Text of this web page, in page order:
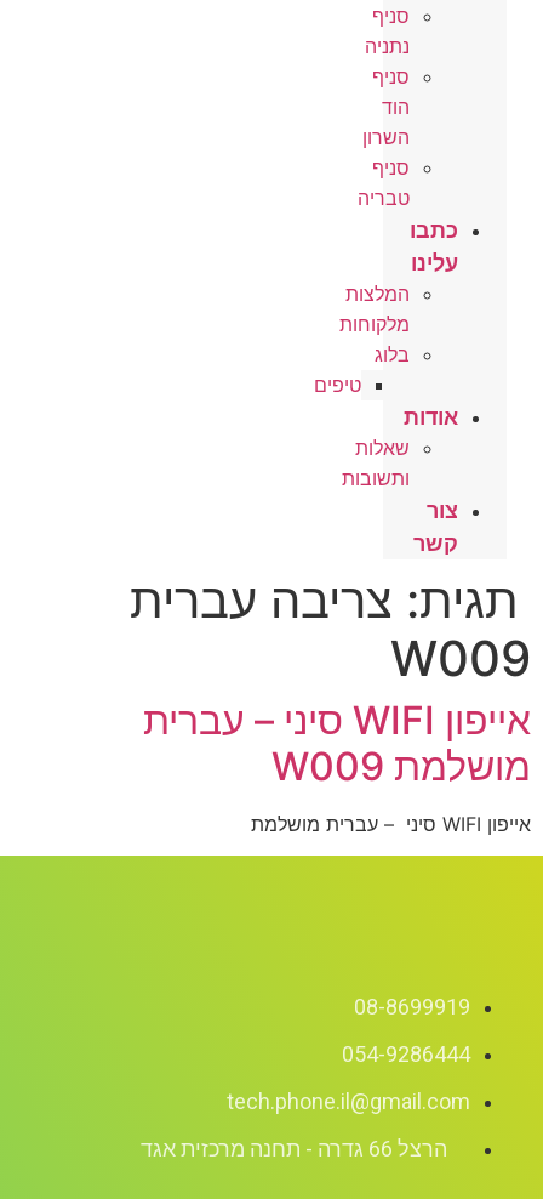
סניף
נתניה
סניף
הוד
השרון
סניף
טבריה
כתבו
עלינו
המלצות
מלקוחות
בלוג
טיפים
אודות
שאלות
ותשובות
צור
קשר
תגית: צריבה עברית
W009
אייפון WIFI סיני – עברית
מושלמת W009
אייפון WIFI סיני – עברית מושלמת
08-8699919
054-9286444
tech.phone.il@gmail.com
הרצל 66 גדרה - תחנה מרכזית אגד